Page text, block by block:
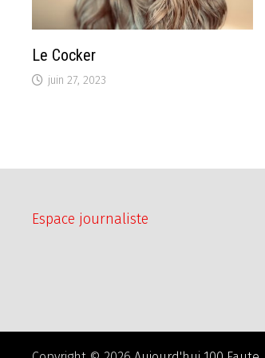
Le Cocker
juin 27, 2023
Espace journaliste